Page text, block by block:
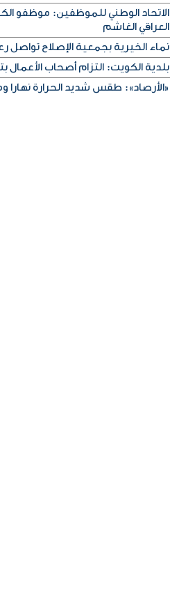
الاتحاد الوطني للموظفين: موظفو
العراقي الغاشم
نماء الخيرية بجمعية الإصلاح تواصل
بلدية الكويت: التزام أصحاب
«الأرصاد»: طقس شديد الحرارة نهارا